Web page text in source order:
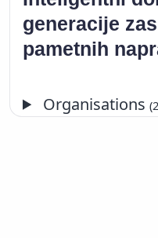
generacije
pametnih
Organisations